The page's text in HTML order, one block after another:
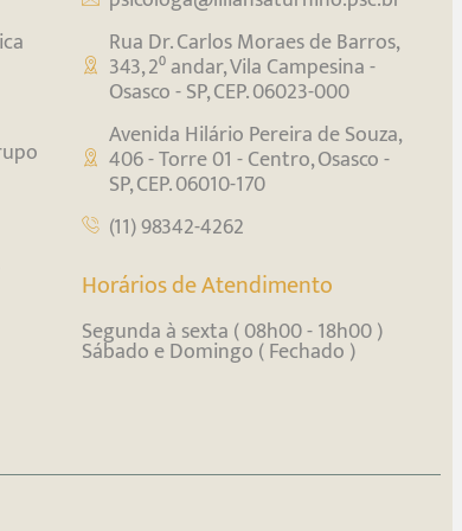
Rua Dr. Carlos Moraes de Barros,
343, 2⁰ andar, Vila Campesina -
Osasco - SP, CEP. 06023-000
Avenida Hilário Pereira de Souza,
406 - Torre 01 - Centro, Osasco -
SP, CEP. 06010-170
(11) 98342-4262
Horários de Atendimento
Segunda à sexta ( 08h00 - 18h00 )
Sábado e Domingo ( Fechado )